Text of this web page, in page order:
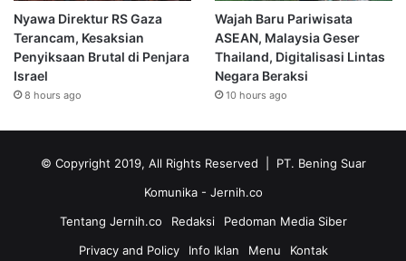
Nyawa Direktur RS Gaza
Terancam, Kesaksian
Penyiksaan Brutal di Penjara
Israel
8 hours ago
Wajah Baru Pariwisata
ASEAN, Malaysia Geser
Thailand, Digitalisasi Lintas
Negara Beraksi
10 hours ago
© Copyright 2019, All Rights Reserved | PT. Bening Suar
Komunika - Jernih.co
Tentang Jernih.co
Redaksi
Pedoman Media Siber
Privacy and Policy
Info Iklan Menu Kontak